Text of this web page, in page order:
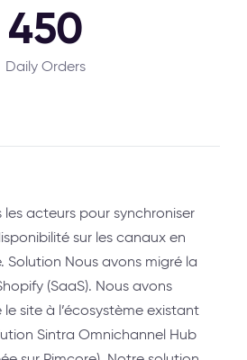
450
Daily Orders
acteurs pour synchroniser
sur les canaux en
Solution Nous avons migré la
(SaaS). Nous avons
site à l’écosystème existant
Sintra Omnichannel Hub